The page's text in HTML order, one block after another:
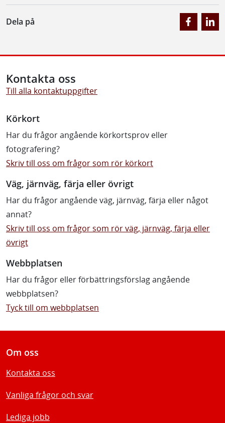
Dela på
Kontakta oss
Till alla kontaktuppgifter
Körkort
Har du frågor angående körkortsprov eller
fotografering?
Skriv till oss om frågor som rör körkort
Väg, järnväg, färja eller övrigt
Har du frågor angående väg, järnväg, färja eller något
annat?
Skriv till oss om frågor som rör väg, järnväg, färja eller
övrigt
Webbplatsen
Har du frågor eller förbättringsförslag angående
webbplatsen?
Tyck till om webbplatsen
Om oss
Kontakta oss
Vanliga frågor och svar
Lediga jobb